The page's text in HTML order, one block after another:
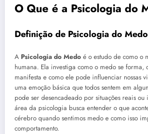
O Que é a Psicologia do
Definição de Psicologia do Medo
A Psicologia do Medo é o estudo de como o
humana. Ela investiga como o medo se forma,
manifesta e como ele pode influenciar nossas
uma emoção básica que todos sentem em
pode ser desencadeado por situações reais ou
área da psicologia busca entender o que
cérebro quando sentimos medo e como isso
comportamento.